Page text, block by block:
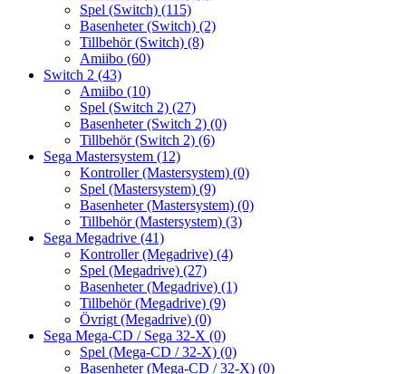
Spel (Switch) (115)
Basenheter (Switch) (2)
Tillbehör (Switch) (8)
Amiibo (60)
Switch 2 (43)
Amiibo (10)
Spel (Switch 2) (27)
Basenheter (Switch 2) (0)
Tillbehör (Switch 2) (6)
Sega Mastersystem (12)
Kontroller (Mastersystem) (0)
Spel (Mastersystem) (9)
Basenheter (Mastersystem) (0)
Tillbehör (Mastersystem) (3)
Sega Megadrive (41)
Kontroller (Megadrive) (4)
Spel (Megadrive) (27)
Basenheter (Megadrive) (1)
Tillbehör (Megadrive) (9)
Övrigt (Megadrive) (0)
Sega Mega-CD / Sega 32-X (0)
Spel (Mega-CD / 32-X) (0)
Basenheter (Mega-CD / 32-X) (0)